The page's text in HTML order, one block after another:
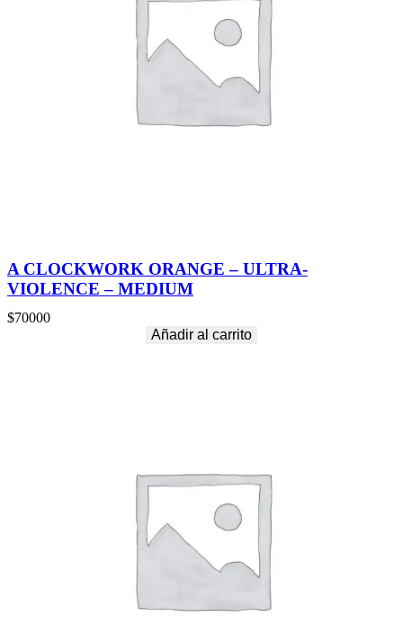
A CLOCKWORK ORANGE – ULTRA-
VIOLENCE – MEDIUM
$70000
Añadir al carrito